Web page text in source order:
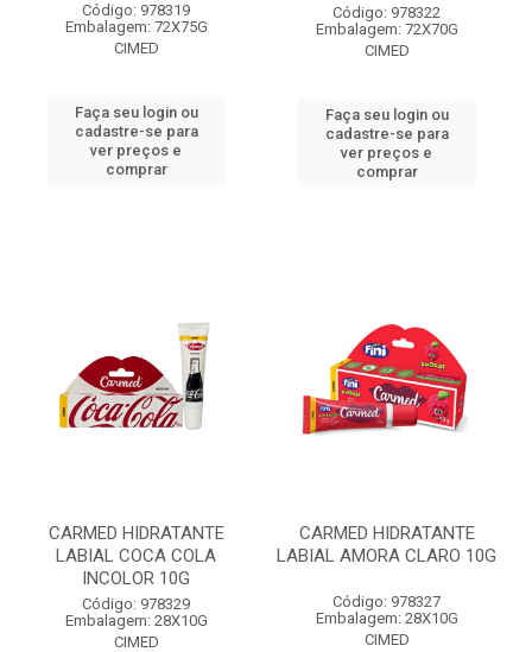
Código: 978319
Embalagem: 72X75G
CIMED
Faça seu login ou
cadastre-se para
ver preços e
comprar
Código: 978322
Embalagem: 72X70G
CIMED
Faça seu login ou
cadastre-se para
ver preços e
comprar
CARMED HIDRATANTE
LABIAL COCA COLA
INCOLOR 10G
Código: 978329
Embalagem: 28X10G
CIMED
CARMED HIDRATANTE
LABIAL AMORA CLARO 10G
Código: 978327
Embalagem: 28X10G
CIMED